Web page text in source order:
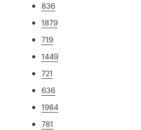
836
1879
719
1449
721
636
1984
781